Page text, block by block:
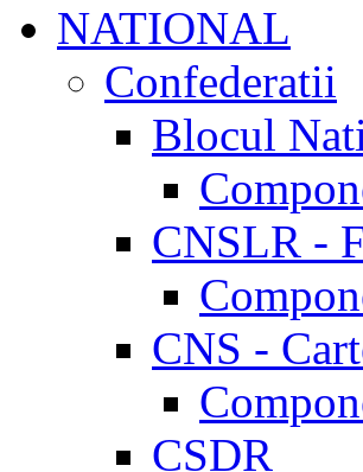
NATIONAL
Confederatii
Blocul
CNSLR -
CNS -
CSDR